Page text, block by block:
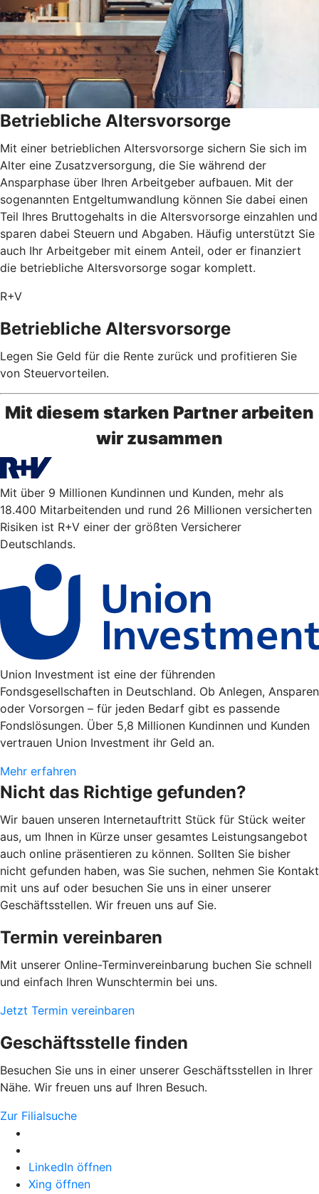
Betriebliche Altersvorsorge
Mit einer betrieblichen Altersvorsorge sichern Sie sich im
Alter eine Zusatzversorgung, die Sie während der
Ansparphase über Ihren Arbeitgeber aufbauen. Mit der
sogenannten Entgeltumwandlung können Sie dabei einen
Teil Ihres Bruttogehalts in die Altersvorsorge einzahlen und
sparen dabei Steuern und Abgaben. Häufig unterstützt Sie
auch Ihr Arbeitgeber mit einem Anteil, oder er finanziert
die betriebliche Altersvorsorge sogar komplett.
R+V
Betriebliche Altersvorsorge
Legen Sie Geld für die Rente zurück und profitieren Sie
von Steuervorteilen.
Mit diesem starken Partner arbeiten
wir zusammen
Mit über 9 Millionen Kundinnen und Kunden, mehr als
18.400 Mitarbeitenden und rund 26 Millionen versicherten
Risiken ist R+V einer der größten Versicherer
Deutschlands.
Union Investment ist eine der führenden
Fondsgesellschaften in Deutschland. Ob Anlegen, Ansparen
oder Vorsorgen – für jeden Bedarf gibt es passende
Fondslösungen. Über 5,8 Millionen Kundinnen und Kunden
vertrauen Union Investment ihr Geld an.
Mehr erfahren
Nicht das Richtige gefunden?
Wir bauen unseren Internetauftritt Stück für Stück weiter
aus, um Ihnen in Kürze unser gesamtes Leistungsangebot
auch online präsentieren zu können. Sollten Sie bisher
nicht gefunden haben, was Sie suchen, nehmen Sie Kontakt
mit uns auf oder besuchen Sie uns in einer unserer
Geschäftsstellen. Wir freuen uns auf Sie.
Termin vereinbaren
Mit unserer Online-Terminvereinbarung buchen Sie schnell
und einfach Ihren Wunschtermin bei uns.
Jetzt Termin vereinbaren
Geschäftsstelle finden
Besuchen Sie uns in einer unserer Geschäftsstellen in Ihrer
Nähe. Wir freuen uns auf Ihren Besuch.
Zur Filialsuche
LinkedIn öffnen
Xing öffnen